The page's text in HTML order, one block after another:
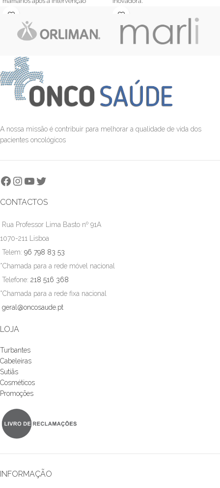
cirúrgica.
É elaborada com a tecnologia de
câmara de ar integrada, permitindo-
lhe adaptar a prótese ao seu corpo,
tornando-a muito confortável de
A nossa missão é contribuir para melhorar a qualidade de vida dos
pacientes oncológicos
CONTACTOS
Rua Professor Lima Basto nº 91A
1070-211 Lisboa
Telem: 96 798 83 53
*Chamada para a rede móvel nacional
Telefone: 218 516 368
*Chamada para a rede fixa nacional
geral@oncosaude.pt
LOJA
Turbantes
Cabeleiras
Sutiãs
Cosméticos
Promoções
INFORMAÇÃO